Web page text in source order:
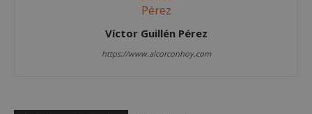
Víctor Guillén Pérez
https://www.alcorconhoy.com